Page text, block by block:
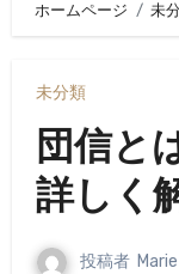
ホームページ 未
未分類
団信と
詳しく
投稿者 Marie